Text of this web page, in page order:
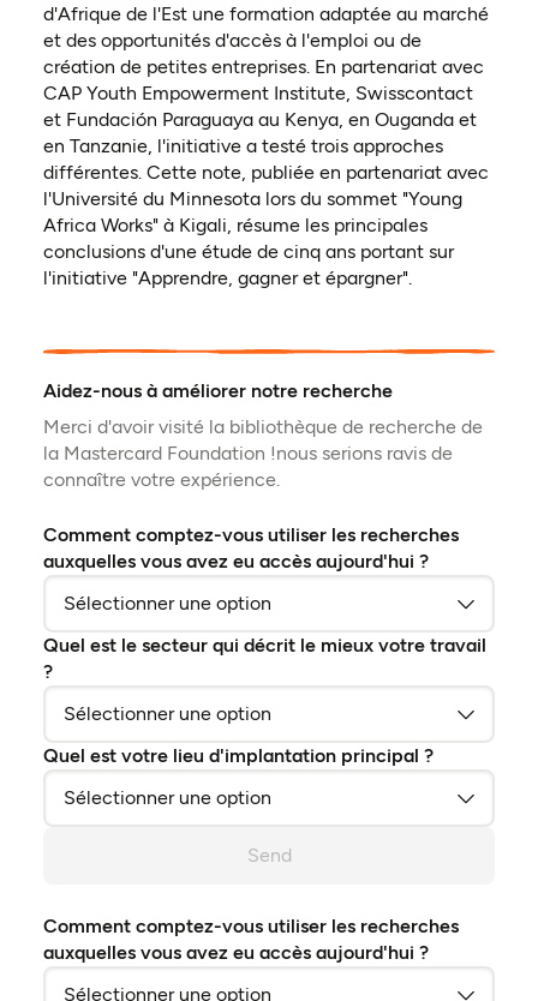
d'Afrique de l'Est une formation adaptée au marché
et des opportunités d'accès à l'emploi ou de
création de petites entreprises. En partenariat avec
CAP Youth Empowerment Institute, Swisscontact
et Fundación Paraguaya au Kenya, en Ouganda et
en Tanzanie, l'initiative a testé trois approches
différentes. Cette note, publiée en partenariat avec
l'Université du Minnesota lors du sommet "Young
Africa Works" à Kigali, résume les principales
conclusions d'une étude de cinq ans portant sur
l'initiative "Apprendre, gagner et épargner".
Aidez-nous à améliorer notre recherche
Merci d'avoir visité la bibliothèque de recherche de
la Mastercard Foundation !nous serions ravis de
connaître votre expérience.
Comment comptez-vous utiliser les recherches
auxquelles vous avez eu accès aujourd'hui ?
Quel est le secteur qui décrit le mieux votre travail
?
Quel est votre lieu d'implantation principal ?
Send
Comment comptez-vous utiliser les recherches
auxquelles vous avez eu accès aujourd'hui ?